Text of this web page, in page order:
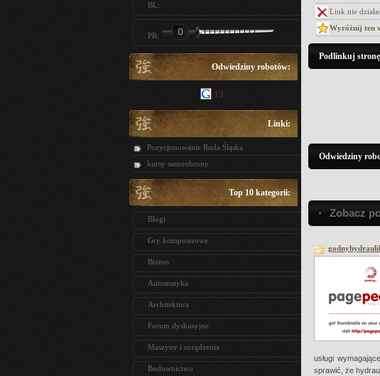
BL:
PR:
Odwiedziny robotów:
13
Linki:
Pozycjonowanie Ruda Śląska
kursy samoobrony
Top 10 kategorii:
Blogi
Gry komputerowe
Biznes
Automatyka
Architektura
Forum dyskusyjne
Maszyny i urządzenia
Budownictwo
Link nie
Wyróżnij ten
Podlinkuj
Odwiedziny
Zobacz
usługi
sprawić, że